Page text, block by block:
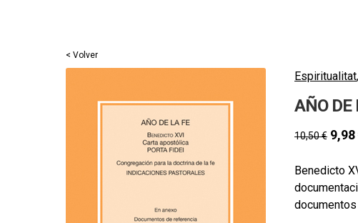
< Volver
Espiritualitat,
AÑO DE
10,50€ 9,98
Benedicto